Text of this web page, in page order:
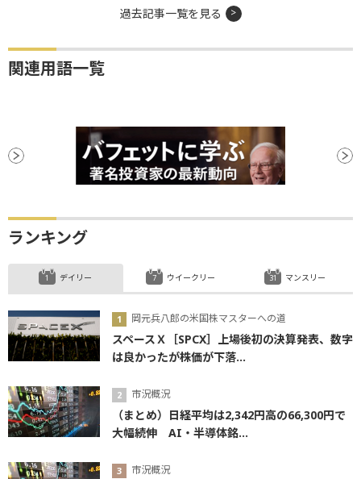
過去記事一覧を見る
関連用語一覧
ランキング
デイリー
岡元兵八郎の米国株マスターへの道
スペースＸ［SPCX］上場後初の決算発表、数字
は良かったが株価が下落...
市況概況
（まとめ）日経平均は2,342円高の66,300円で
大幅続伸 AI・半導体銘...
市況概況
ウイークリー マンスリー